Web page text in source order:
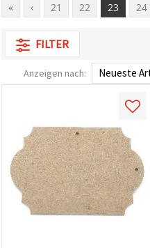
« ‹ 21 22 23 24
FILTER
Anzeigen nach: